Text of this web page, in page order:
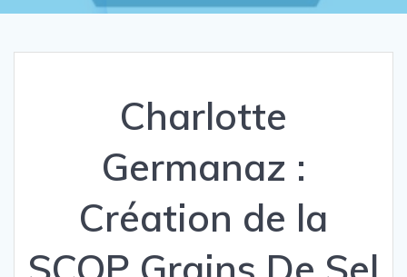
Charlotte
Germanaz :
Création de la